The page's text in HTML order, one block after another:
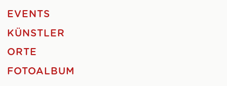
EVENTS
KÜNSTLER
ORTE
FOTOALBUM